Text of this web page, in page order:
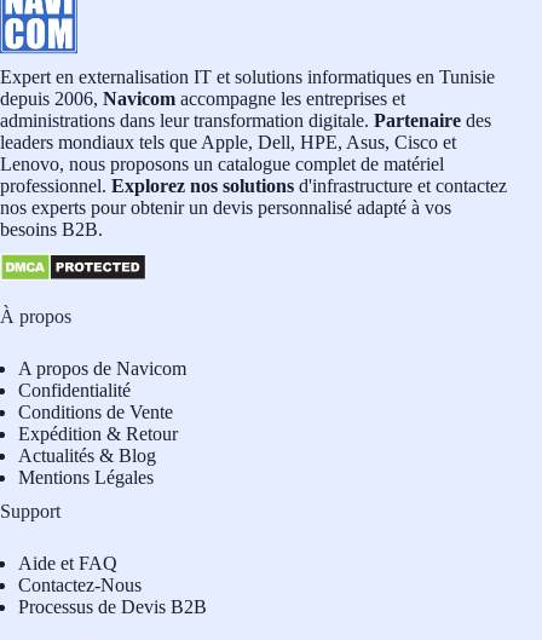
Expert en externalisation IT et solutions informatiques en Tunisie
depuis 2006, Navicom accompagne les entreprises et
administrations dans leur transformation digitale. Partenaire des
leaders mondiaux tels que Apple, Dell, HPE, Asus, Cisco et
Lenovo, nous proposons un catalogue complet de matériel
professionnel. Explorez nos solutions d'infrastructure et contactez
nos experts pour obtenir un devis personnalisé adapté à vos
besoins B2B.
À propos
A propos de Navicom
Confidentialité
Conditions de Vente
Expédition & Retour
Actualités & Blog
Mentions Légales
Support
Aide et FAQ
Contactez-Nous
Processus de Devis B2B